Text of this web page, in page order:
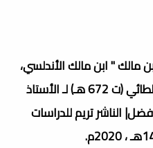
مالك " ابن مالك الأندلسي،
أبو عبد الله محمد جمال الدين الطائي (ت 672 هـ) لـ الأستاذ
الناشر تريم للدراسات